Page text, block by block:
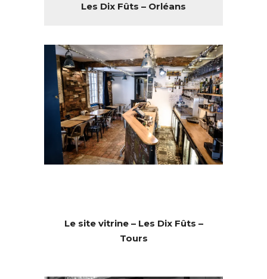
Les Dix Fûts – Orléans
Le site vitrine – Les Dix Fûts –
Tours